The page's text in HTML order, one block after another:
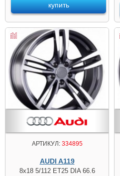
купить
АРТИКУЛ:334895
AUDI A119
8x18 5/112 ET25 DIA 66.6